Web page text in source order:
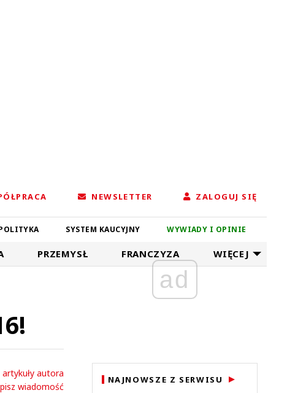
NEWSLETTER ZALOGUJ SIĘ
SYSTEM KAUCYJNY WYWIADY I OPINIE
PRZEMYSŁ FRANCZYZA WIĘCEJ
autora
wiadomość
ad
NAJNOWSZE Z SERWISU